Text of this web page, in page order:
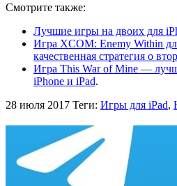
Смотрите также:
Лучшие игры на двоих для
Игра XCOM: Enemy Within
качественная стратегия о
Игра This War of Mine —
iPhone и iPad.
28 июля 2017 Теги: Игры для iPad,